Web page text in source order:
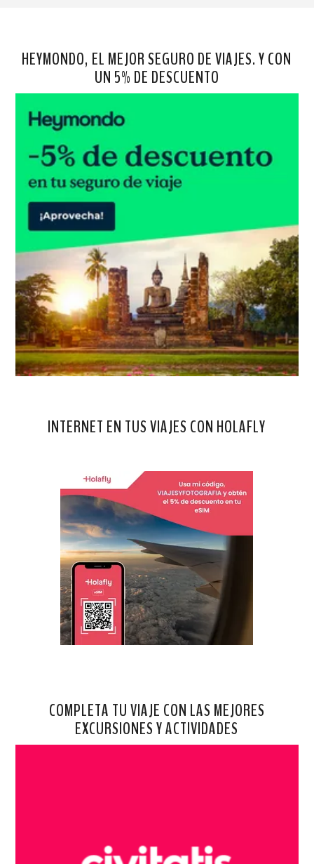
HEYMONDO, EL MEJOR SEGURO DE VIAJES. Y CON
UN 5% DE DESCUENTO
INTERNET EN TUS VIAJES CON HOLAFLY
COMPLETA TU VIAJE CON LAS MEJORES
EXCURSIONES Y ACTIVIDADES